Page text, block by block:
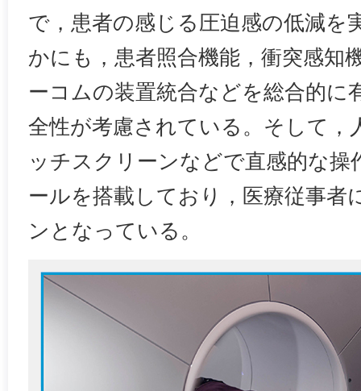
で，患者の感じる圧迫感の低減を
かにも，患者照合機能，衝突感知
ーコムの装置統合などを総合的に
全性が考慮されている。そして，
ッチスクリーンなどで直感的な
ールを搭載しており，医療従事者
ンとなっている。